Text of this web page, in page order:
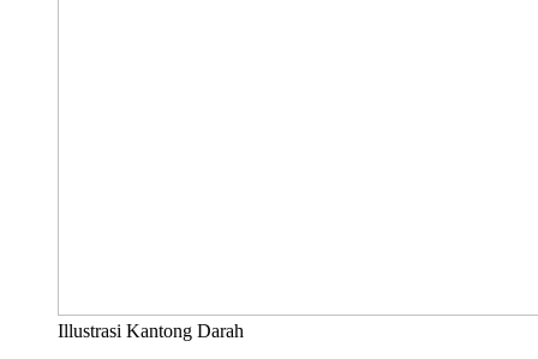
Illustrasi Kantong Darah